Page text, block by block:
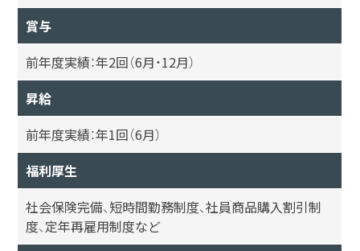
賞与
前年度実績：年2回（6月・12月）
昇給
前年度実績：年1回（6月）
福利厚生
社会保険完備、短時間勤務制度、社員商品購入割引制
度、定年再雇用制度など